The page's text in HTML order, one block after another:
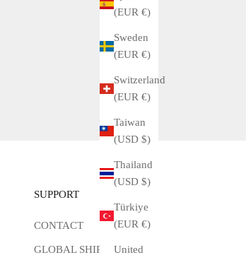
(EUR €)
Sweden
(EUR €)
Switzerland
(EUR €)
Taiwan
(USD $)
Thailand
(USD $)
Türkiye
(EUR €)
United
SUPPORT
CONTACT
GLOBAL SHIPPING